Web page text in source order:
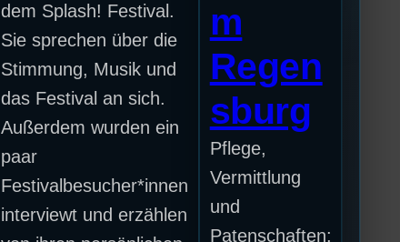
dem Splash! Festival.
Sie sprechen über die
Stimmung, Musik und
das Festival an sich.
Außerdem wurden ein
paar
Festivalbesucher*innen
interviewt und erzählen
m
Regen
sburg
Pflege,
Vermittlung
und
Patenschaften: